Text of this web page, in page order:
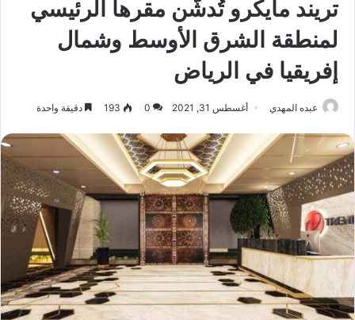
تريند مايكرو تُدشّن مقرها الرئيسي
لمنطقة الشرق الأوسط وشمال
إفريقيا في الرياض
عبده المهدي أغسطس 31, 2021 0
193 دقيقة واحدة